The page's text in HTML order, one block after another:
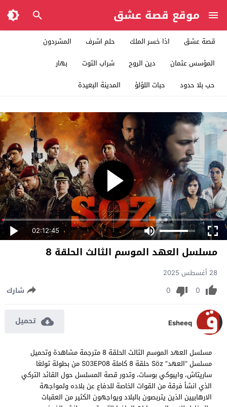
موقع قصة عشق
قصة عشق اذا خسر الملك حلم اشرف
المشردون
المؤسس عثمان
دين الروح شراب التوت
بهار
حب بلا حدود
حبات اللؤلؤ المدينة البعيدة
02:12:45
مسلسل العهد الموسم الثالث الحلقة 8
28 أغسطس 2025
0
0 شارك
Esheeq تحميل
مسلسل العهد الموسم الثالث الحلقة 8 مترجمة مشاهدة وتحميل
مسلسل “العهد” Söz حلقة 8 كاملة S03EP08 من بطولة تولغا
ساريتاش، وايبوكي بوسات، وتدور قصة المسلسل حول القائد التركي
الذي انشأ فرقة من القوات الخاصة للدفاع عن بلاده ولمواجهة
الارهابيين الذين يتربصون بالبلاد ويواجهون الكثير من العقبات